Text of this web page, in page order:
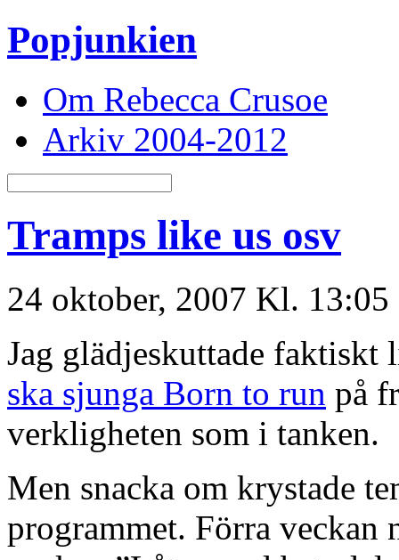
Popjunkien
Om Rebecca Crusoe
Arkiv 2004-2012
Tramps like us osv
24 oktober, 2007 Kl.
Jag glädjeskuttade faktiskt
ska sjunga Born to run på
verkligheten som i tanken.
Men snacka om krystade
programmet. Förra veckan